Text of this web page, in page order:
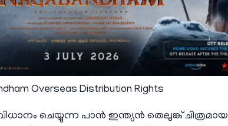
Overseas Distribution Rights
ചെയ്യുന്ന പാൻ ഇന്ത്യൻ തെലുങ്ക് ചിത്രമായ